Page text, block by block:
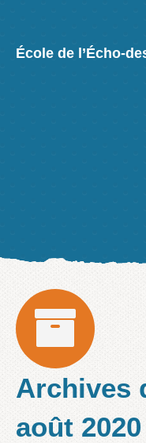
École de l’Écho-
Archives
août 2020